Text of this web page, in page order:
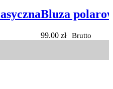
Bluza
99.00 zł Brutto